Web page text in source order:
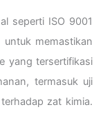
seperti ISO 9001
memastikan
yang tersertifikasi
termasuk uji
zat kimia.